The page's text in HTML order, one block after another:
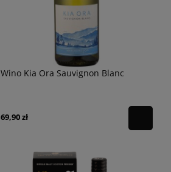
Wino Kia Ora Sauvignon Blanc
69,90 zł